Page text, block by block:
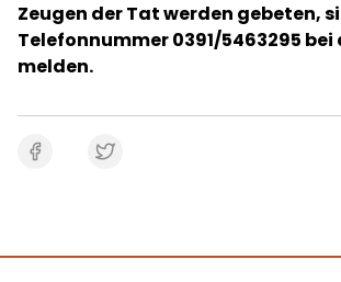
Zeugen der Tat werden gebeten,
Telefonnummer 0391/5463295 bei
melden.